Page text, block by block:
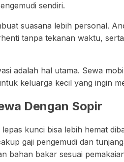
sendiri.
suasana lebih personal.
tanpa tekanan waktu,
adalah hal utama. Sewa
keluarga kecil yang ingin
Dengan Sopir
kunci bisa lebih hemat
gaji pengemudi dan
bahan bakar sesuai